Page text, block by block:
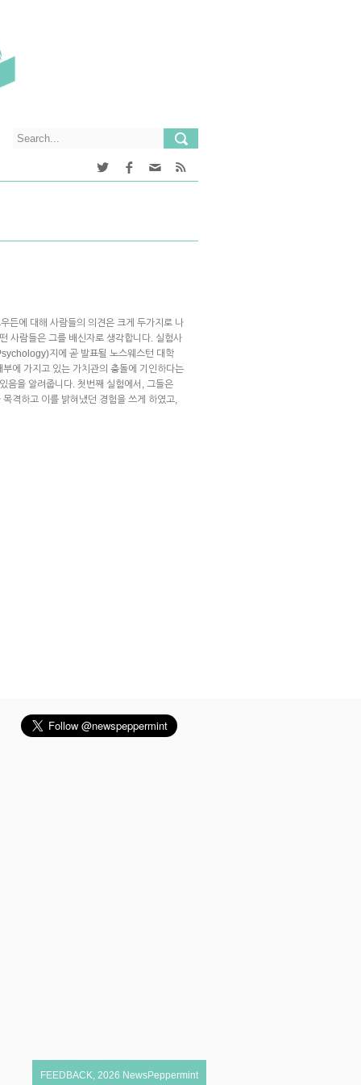
든에 대해 사람들의 의견은 크게 두가지로 나
사람들은 그를 배신자로 생각합니다. 실험사
지에 곧 발표될 노스웨스턴 대학
에 가지고 있는 가치관의 충돌에 기인하다는
음을 알려줍니다. 첫번째 실험에서, 그들은
격하고 이를 밝혀냈던 경험을 쓰게 하였고,
FEEDBACK, 2026 NewsPeppermint